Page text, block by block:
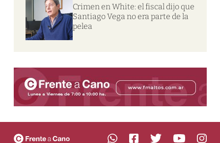
Crimen en White: el fiscal dijo que
Santiago Vega no era parte de la
pelea